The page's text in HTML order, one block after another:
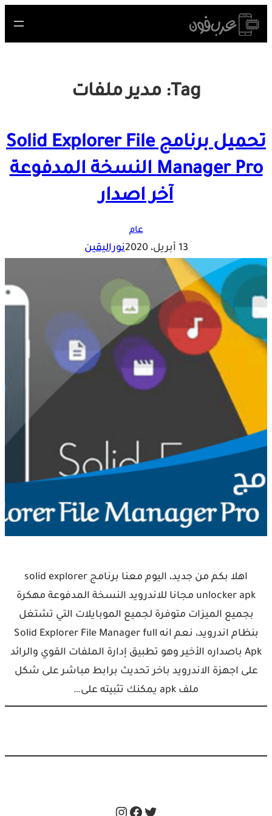
Skip
to
Tag: مدير ملفات
تحميل برنامج Solid Explorer File
Manager Pro النسخة المدفوعة
آخر اصدار
عام
13 أبريل، 2020 نوراليقين
اهلا بكم من جديد، اليوم معنا برنامج solid explorer
unlocker apk مجانا للاندرويد النسخة المدفوعة مهكرة
بجميع الميزات متوفرة لجميع الموبايلات التي تشتغل
بنظام اندرويد، نعم انه Solid Explorer File Manager full
Apk باصداره الأخير وهو تطبيق إدارة الملفات القوي والرائد
على اجهزة الاندرويد باخر تحديث برابط مباشر على شكل
ملف apk يمكنك تثبيته على…
Twitter
Facebook
Instagram